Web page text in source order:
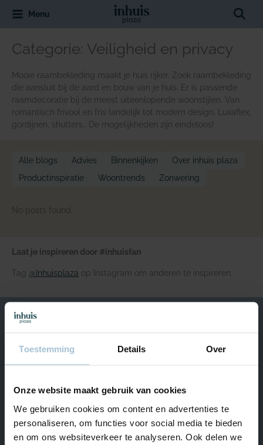
Toestemming Details Over
Onze website maakt gebruik van cookies
We gebruiken cookies om content en advertenties te
personaliseren, om functies voor social media te bieden
en om ons websiteverkeer te analyseren. Ook delen we
naar
inhoud
Menu
Categorie: Veiligheid en privacy
Mooie raambekleding maakt je huis rijker. Zoek raambekleding
die aansluit bij de aard en bouw van je huis. Er is passende
raamdecoratie bij de meest uiteenlopende woonstijlen. Van
romantisch frivool en fris landelijk tot modern design. Luxaflex,
gordijnen, shutters… De mogelijkheden zijn eindeloos!
Alle blogs Advies Binnenkijken
Over inhuis plaza
Productinspiratie
Woontrends Zonwering
No posts found.
Laat je inspireren door #inhuisfan
Tag @Inhuisplaza op Instagram om anderen te inspireren.
We helpen je graag
+31 (0) 180 – 555 900
Naar Hulp & Contact